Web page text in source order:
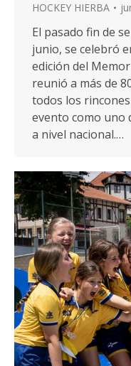
HOCKEY HIERBA
El pasado fin de
junio, se celebró
edición del
reunió a más de
todos los
evento como uno
a nivel nacional.…